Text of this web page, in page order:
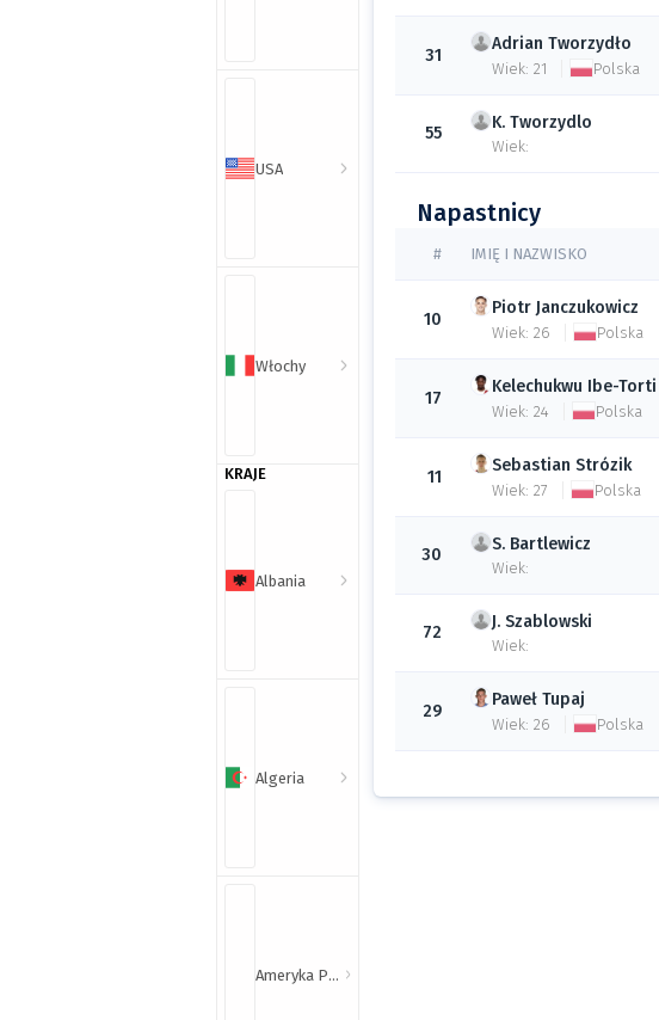
USA
Włochy
KRAJE
Albania
Algeria
Ameryka Północna i Południowa
31
Adrian Tworzydło
Wiek: 21 Polska
55
K. Tworzydlo
Wiek:
Napastnicy
# IMIĘ I NAZWISKO
10
Piotr Janczukowicz
Wiek: 26 Polska
17
Kelechukwu Ibe-Torti
Wiek: 24 Polska
11
Sebastian Strózik
Wiek: 27 Polska
30
S. Bartlewicz
Wiek:
72
J. Szablowski
Wiek:
29
Paweł Tupaj
Wiek: 26 Polska